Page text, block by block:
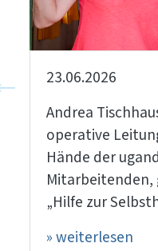
23.06.2026
Andrea
operative
Hände der
Mitarbeitenden,
„Hilfe zur
» weiterlesen